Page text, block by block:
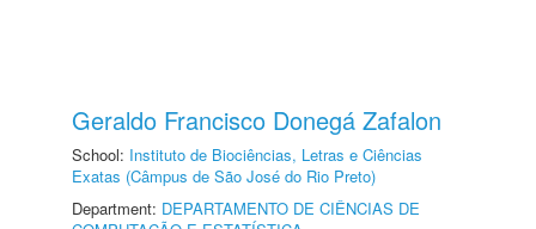
Geraldo Francisco Donegá Zafalon
School: Instituto de Biociências, Letras e Ciências
Exatas (Câmpus de São José do Rio Preto)
Department: DEPARTAMENTO DE CIÊNCIAS DE